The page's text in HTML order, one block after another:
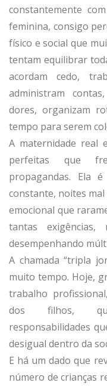
constantemente
feminina, consigo
físico e social que
tentam equilibrar
acordam cedo,
administram
dores, organizam
tempo para serem
A maternidade real
perfeitas que
propagandas. Ela
constante, noites
emocional que
tantas exigências,
desempenhando
A chamada “tripla
muito tempo. Hoje,
trabalho
dos filhos,
responsabilidades
desigual dentro da
E há um dado que
número de crianças